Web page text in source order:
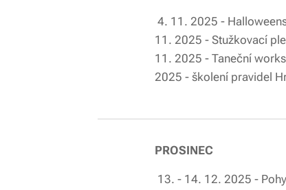
4. 11. 2025 -
11. 2025 -
11. 2025 - Taneční
2025 - školení pravidel
PROSINEC
13. - 14. 12.